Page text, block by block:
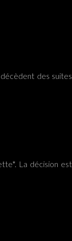
des suites
La décision est